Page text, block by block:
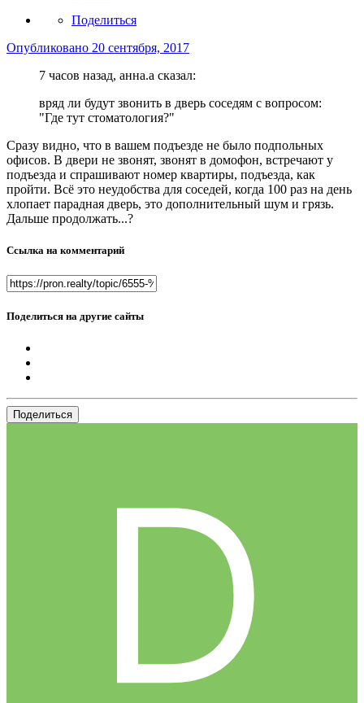
Поделиться
Опубликовано 20 сентября, 2017
7 часов назад, анна.a сказал:
вряд ли будут звонить в дверь соседям с вопросом:
"Где тут стоматология?"
Сразу видно, что в вашем подъезде не было подпольных
офисов. В двери не звонят, звонят в домофон, встречают у
подъезда и спрашивают номер квартиры, подъезда, как
пройти. Всё это неудобства для соседей, когда 100 раз на день
хлопает парадная дверь, это дополнительный шум и грязь.
Дальше продолжать...?
Ссылка на комментарий
Поделиться на другие сайты
Поделиться